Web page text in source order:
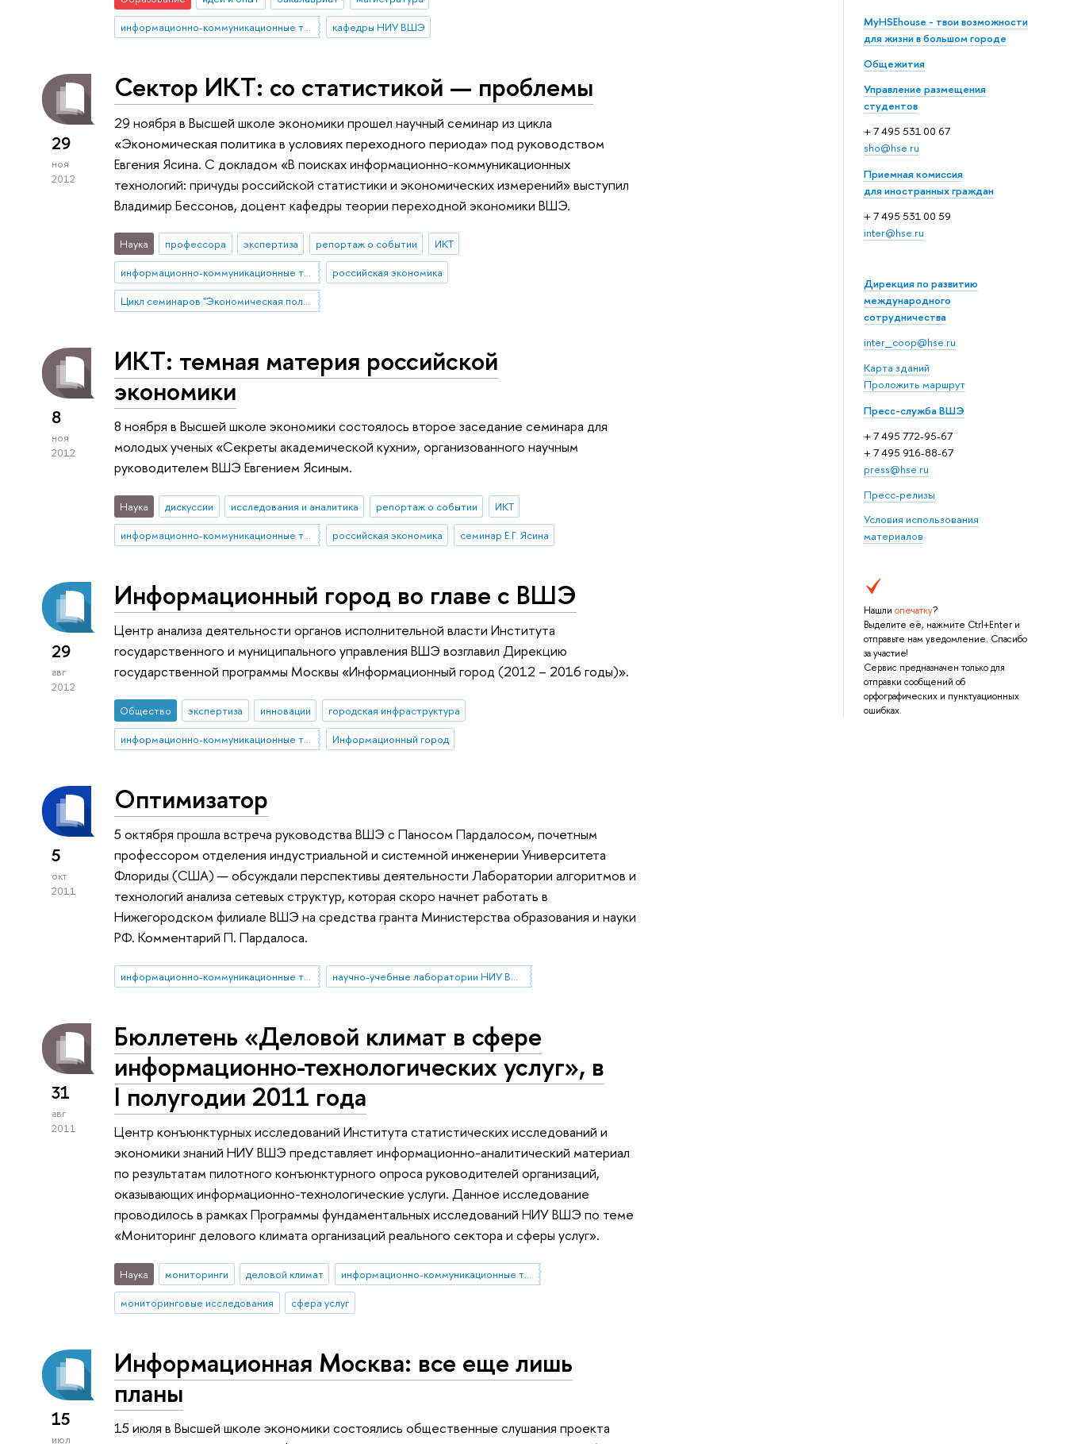
MyHSEhouse - твои возможности
для жизни в большом городе
Общежития
Управление размещения
студентов
+ 7 495 531 00 67
sho@hse.ru
Приемная комиссия
для иностранных граждан
+ 7 495 531 00 59
inter@hse.ru
Дирекция по развитию
международного
сотрудничества
inter_coop@hse.ru
Карта зданий
Проложить маршрут
Пресс-служба ВШЭ
+ 7 495 772-95-67
+ 7 495 916-88-67
press@hse.ru
Пресс-релизы
Условия использования
материалов
Нашли опечатку?
Выделите её, нажмите Ctrl+Enter и
отправьте нам уведомление. Спасибо
за участие!
Сервис предназначен только для
отправки сообщений об
орфографических и пунктуационных
ошибках.
информационно-коммуникационные технологии
кафедры НИУ ВШЭ
29
ноя
2012
Сектор ИКТ: со статистикой — проблемы
29 ноября в Высшей школе экономики прошел научный семинар из цикла
«Экономическая политика в условиях переходного периода» под руководством
Евгения Ясина. С докладом «В поисках информационно-коммуникационных
технологий: причуды российской статистики и экономических измерений» выступил
Владимир Бессонов, доцент кафедры теории переходной экономики ВШЭ.
Наука профессора экспертиза репортаж о событии
ИКТ
информационно-коммуникационные технологии
российская экономика
Цикл семинаров "Экономическая политика в условиях переходного периода" под руководством Евгения Ясина
8
ноя
2012
ИКТ: темная материя российской
экономики
8 ноября в Высшей школе экономики состоялось второе заседание семинара для
молодых ученых «Секреты академической кухни», организованного научным
руководителем ВШЭ Евгением Ясиным.
Наука дискуссии исследования и аналитика репортаж о событии
ИКТ
информационно-коммуникационные технологии
российская экономика семинар Е.Г. Ясина
29
авг
2012
Информационный город во главе с ВШЭ
Центр анализа деятельности органов исполнительной власти Института
государственного и муниципального управления ВШЭ возглавил Дирекцию
государственной программы Москвы «Информационный город (2012 – 2016 годы)».
Общество экспертиза инновации
городская инфраструктура
информационно-коммуникационные технологии
Информационный город
5
окт
2011
Оптимизатор
5 октября прошла встреча руководства ВШЭ с Паносом Пардалосом, почетным
профессором отделения индустриальной и системной инженерии Университета
Флориды (США) — обсуждали перспективы деятельности Лаборатории алгоритмов и
технологий анализа сетевых структур, которая скоро начнет работать в
Нижегородском филиале ВШЭ на средства гранта Министерства образования и науки
РФ. Комментарий П. Пардалоса.
информационно-коммуникационные технологии научно-учебные лаборатории НИУ ВШЭ
31
авг
2011
Бюллетень «Деловой климат в сфере
информационно-технологических услуг», в
I полугодии 2011 года
Центр конъюнктурных исследований Института статистических исследований и
экономики знаний НИУ ВШЭ представляет информационно-аналитический материал
по результатам пилотного конъюнктурного опроса руководителей организаций,
оказывающих информационно-технологические услуги. Данное исследование
проводилось в рамках Программы фундаментальных исследований НИУ ВШЭ по теме
«Мониторинг делового климата организаций реального сектора и сферы услуг».
Наука мониторинги деловой климат
информационно-коммуникационные технологии
мониторинговые исследования
сфера услуг
15
июл
Информационная Москва: все еще лишь
планы
15 июля в Высшей школе экономики состоялись общественные слушания проекта